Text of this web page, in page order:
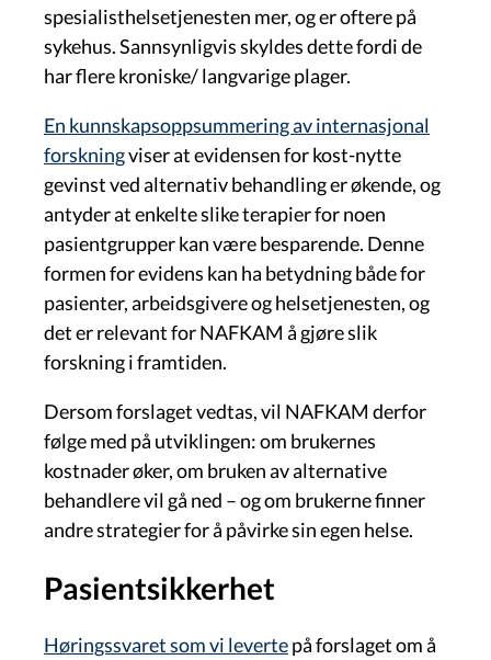
spesialisthelsetjenesten mer, og er oftere på
sykehus. Sannsynligvis skyldes dette fordi de
har flere kroniske/ langvarige plager.
En kunnskapsoppsummering av internasjonal
forskningviser at evidensen for kost-nytte
gevinst ved alternativ behandling er økende, og
antyder at enkelte slike terapier for noen
pasientgrupper kan være besparende. Denne
formen for evidens kan ha betydning både for
pasienter, arbeidsgivere og helsetjenesten, og
det er relevant for NAFKAM å gjøre slik
forskning i framtiden.
Dersom forslaget vedtas, vil NAFKAM derfor
følge med på utviklingen: om brukernes
kostnader øker, om bruken av alternative
behandlere vil gå ned – og om brukerne finner
andre strategier for å påvirke sin egen helse.
Pasientsikkerhet
Høringssvaret som vi levertepå forslaget om å